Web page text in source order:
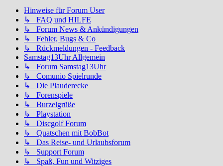
Hinweise für Forum User
↳ FAQ und HILFE
↳ Forum News & Ankündigungen
↳ Fehler, Bugs & Co
↳ Rückmeldungen - Feedback
Samstag13Uhr Allgemein
↳ Forum Samstag13Uhr
↳ Comunio Spielrunde
↳ Die Plauderecke
↳ Forenspiele
↳ Burzelgrüße
↳ Playstation
↳ Discgolf Forum
↳ Quatschen mit BobBot
↳ Das Reise- und Urlaubsforum
↳ Support Forum
↳ Spaß, Fun und Witziges